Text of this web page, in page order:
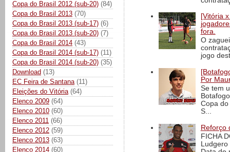
Copa do Brasil 2012 (sub-20) (84)
Copa do Brasil 2013 (70)
Copa do Brasil 2013 (sub-17) (6)
Copa do Brasil 2013 (sub-20) (7)
Copa do Brasil 2014 (43)
Copa do Brasil 2014 (sub-17) (11)
Copa do Brasil 2014 (sub-20) (35)
Download (13)
EC Feira de Santana (11)
Eleições do Vitória (64)
Elenco 2009 (64)
Elenco 2010 (60)
Elenco 2011 (66)
Elenco 2012 (59)
Elenco 2013 (63)
Elenco 2014 (60)
[Vitória
fora.
O
jogo
Por
Se tem
Copa
S...
Reforço
FICHA